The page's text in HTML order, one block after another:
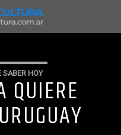
SABER HOY
QUIERE